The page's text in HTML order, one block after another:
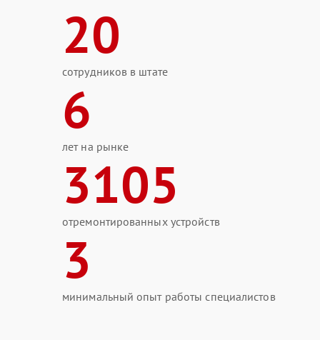
20
сотрудников в штате
6
лет на рынке
3105
отремонтированных устройств
3
минимальный опыт работы специалистов